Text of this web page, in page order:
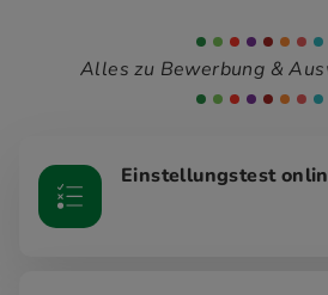
Alles zu Bewerbung &
Einstellungstest